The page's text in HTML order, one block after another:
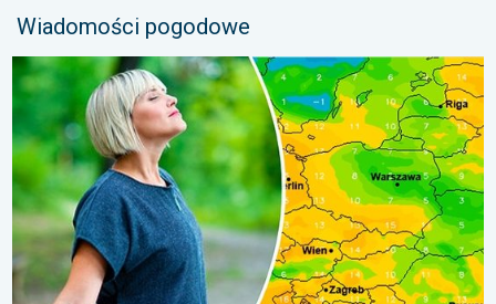
Wiadomości pogodowe
Dlaczego powietrze jest dziś takie przyjemne?. Efekt punktu